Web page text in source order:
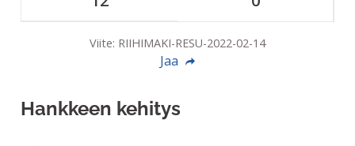
Viite: RIIHIMAKI-RESU-2022-02-14
Jaa
Hankkeen kehitys